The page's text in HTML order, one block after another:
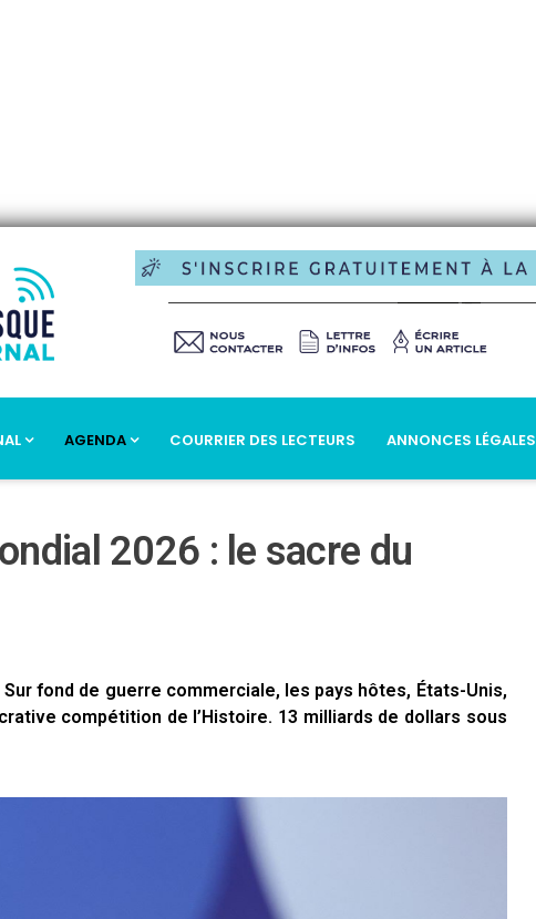
AGENDA COURRIER DES LECTEURS ANNONCES LÉGALES
2026 : le sacre du
fond de guerre commerciale, les pays hôtes, États-Unis,
compétition de l’Histoire. 13 milliards de dollars sous